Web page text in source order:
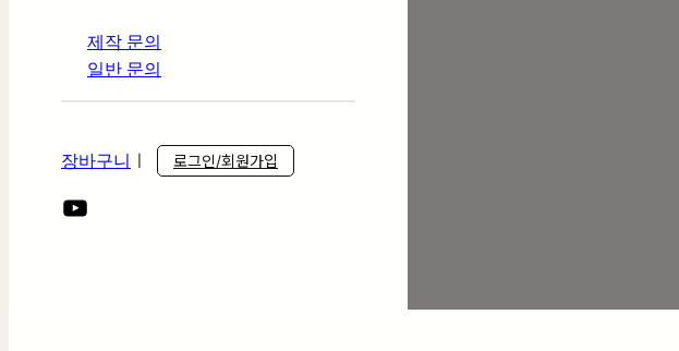
제작 문의
일반 문의
장바구니 로그인/회원가입